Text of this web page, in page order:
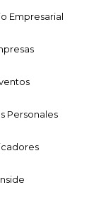
Empresarial
Personales